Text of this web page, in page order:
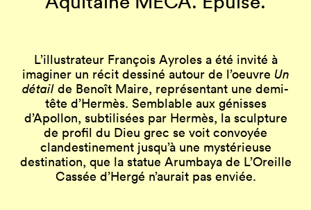
L’illustrateur François Ayroles a été invité à
imaginer un récit dessiné autour de l’oeuvre Un
détail de Benoît Maire, représentant une demi-
tête d’Hermès. Semblable aux génisses
d’Apollon, subtilisées par Hermès, la sculpture
de profil du Dieu grec se voit convoyée
clandestinement jusqu’à une mystérieuse
destination, que la statue Arumbaya de L’Oreille
Cassée d’Hergé n’aurait pas enviée.